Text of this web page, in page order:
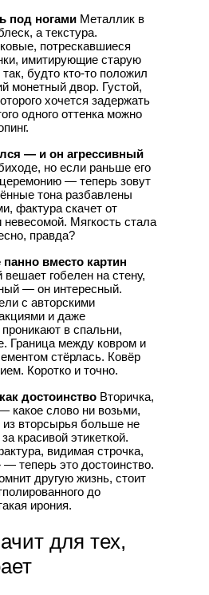
под ногамиМеталлик в
а текстура.
потрескавшиеся
имитирующие старую
будто кто-то положил
монетный двор. Густой,
хочется задержать
одного оттенка можно
— и он агрессивный
но если раньше его
— теперь зовут
тона разбавлены
фактура скачет от
Мягкость стала
правда?
вместо картин
гобелен на стену,
— он интересный.
с авторскими
и даже
в спальни,
Граница между ковром и
стёрлась. Ковёр
Коротко и точно.
достоинствоВторичка,
какое слово ни возьми,
вторсырья больше не
красивой этикеткой.
видимая строчка,
— теперь это достоинство.
другую жизнь, стоит
до
ирония.
для тех,